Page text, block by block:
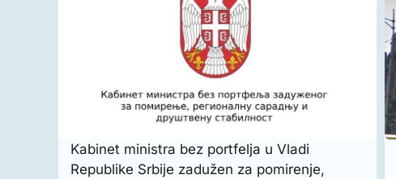
Kabinet ministra bez portfelja u Vladi
Republike Srbije zadužen za pomirenje,